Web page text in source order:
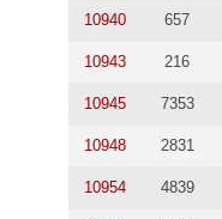
10940 657
10943 216
10945 7353
10948 2831
10954 4839